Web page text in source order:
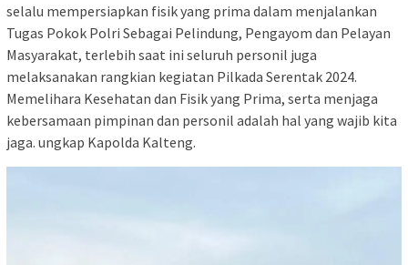
selalu mempersiapkan fisik yang prima dalam menjalankan
Tugas Pokok Polri Sebagai Pelindung, Pengayom dan Pelayan
Masyarakat, terlebih saat ini seluruh personil juga
melaksanakan rangkian kegiatan Pilkada Serentak 2024.
Memelihara Kesehatan dan Fisik yang Prima, serta menjaga
kebersamaan pimpinan dan personil adalah hal yang wajib kita
jaga. ungkap Kapolda Kalteng.